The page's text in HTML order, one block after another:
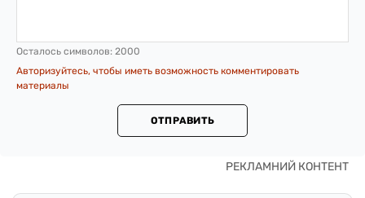
Осталось символов: 2000
Авторизуйтесь, чтобы иметь возможность комментировать
материалы
ОТПРАВИТЬ